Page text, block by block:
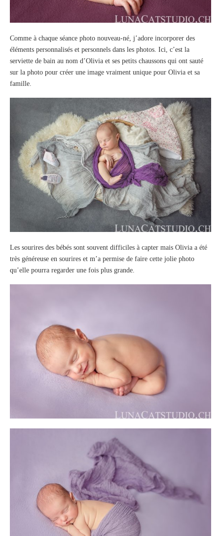
Comme à chaque séance photo nouveau-né, j’adore incorporer des
éléments personnalisés et personnels dans les photos. Ici, c’est la
serviette de bain au nom d’Olivia et ses petits chaussons qui ont sauté
sur la photo pour créer une image vraiment unique pour Olivia et sa
famille.
Les sourires des bébés sont souvent difficiles à capter mais Olivia a été
très généreuse en sourires et m’a permise de faire cette jolie photo
qu’elle pourra regarder une fois plus grande.